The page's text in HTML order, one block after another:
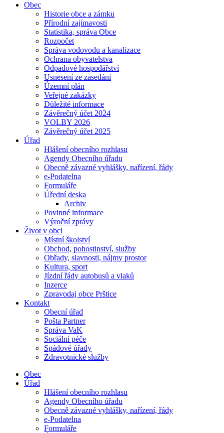
Obec
Historie obce a zámku
Přírodní zajímavosti
Statistika, správa Obce
Rozpočet
Správa vodovodu a kanalizace
Ochrana obyvatelstva
Odpadové hospodářství
Usnesení ze zasedání
Územní plán
Veřejné zakázky
Důležité informace
Závěrečný účet 2024
VOLBY 2026
Závěrečný účet 2025
Úřad
Hlášení obecního rozhlasu
Agendy Obecního úřadu
Obecně závazné vyhlášky, nařízení, řády
e-Podatelna
Formuláře
Úřední deska
Archiv
Povinné informace
Výroční zprávy
Život v obci
Místní školství
Obchod, pohostinství, služby
Obřady, slavnosti, nájmy prostor
Kultura, sport
Jízdní řády autobusů a vlaků
Inzerce
Zpravodaj obce Prštice
Kontakt
Obecní úřad
Pošta Partner
Správa VaK
Sociální péče
Spádové úřady
Zdravotnické služby
Obec
Úřad
Hlášení obecního rozhlasu
Agendy Obecního úřadu
Obecně závazné vyhlášky, nařízení, řády
e-Podatelna
Formuláře